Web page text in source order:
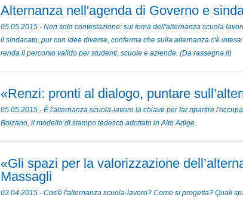
Alternanza nell'agenda di Governo e
05.05.2015 - Non solo contestazione: sul tema dell'alternanza scuola
il sindacato, pur con idee diverse, conferma che sulla alternanza c'è
renda il percorso valido per studenti, scuole e aziende. (Da rassegna.it)
«Renzi: pronti al dialogo, puntare
05.05.2015 - È l'alternanza scuola-lavoro la chiave per far ripartire
Bolzano, il modello di stampo tedesco adottato in Alto Adige.
«Gli spazi per la valorizzazione
Massagli
02.04.2015 - Cos'è l'alternanza scuola-lavoro? Come si progetta? Quali